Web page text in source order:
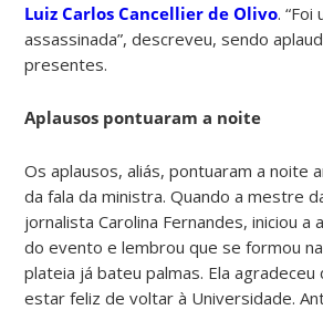
Luiz Carlos Cancellier de Olivo. “Foi
assassinada”, descreveu, sendo
presentes.
Aplausos pontuaram a noite
Os aplausos, aliás, pontuaram a noite
da fala da ministra. Quando a mestre
jornalista Carolina Fernandes, iniciou a
do evento e lembrou que se formou na
plateia já bateu palmas. Ela agradeceu
estar feliz de voltar à Universidade.